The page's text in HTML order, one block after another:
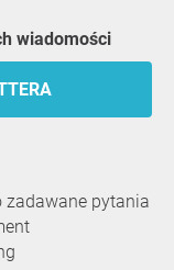
wiadomości
zadawane pytania